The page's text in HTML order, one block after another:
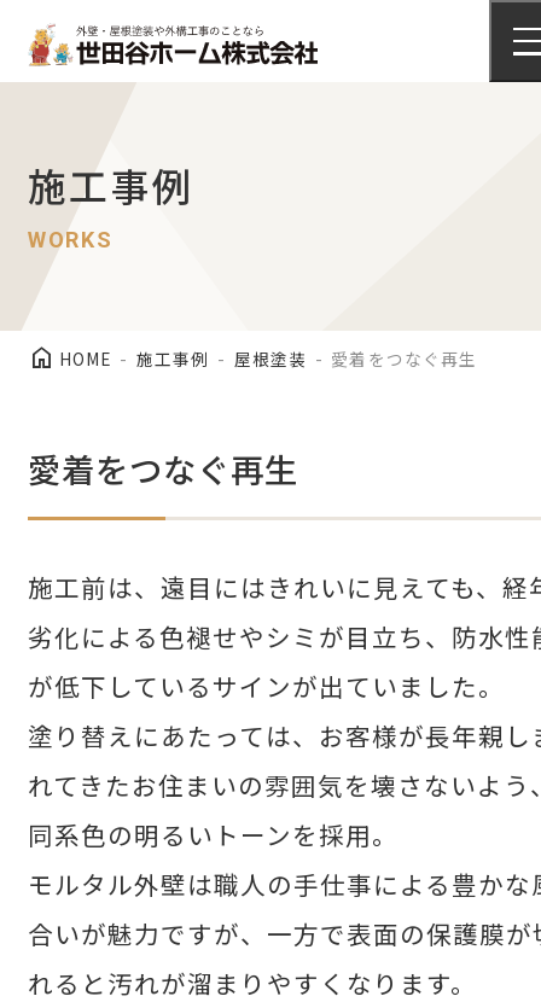
施工事例
施工事例
arrow_right_alt
業務内容
施工事例
お客様の声
サービス
施工事例
WORKS
home HOME 施工事例 屋根塗装 愛着をつなぐ再生
愛着をつなぐ再生
施工前は、遠目にはきれいに見えても、経
劣化による色褪せやシミが目立ち、防水性
が低下しているサインが出ていました。
塗り替えにあたっては、お客様が長年親し
れてきたお住まいの雰囲気を壊さないよう
同系色の明るいトーンを採用。
モルタル外壁は職人の手仕事による豊かな
合いが魅力ですが、一方で表面の保護膜が
れると汚れが溜まりやすくなります。